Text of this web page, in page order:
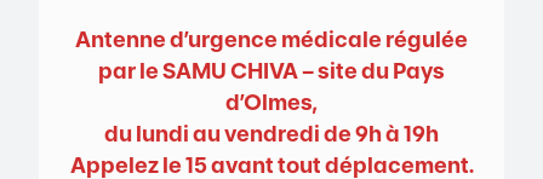
Antenne d’urgence médicale régulée
par le SAMU CHIVA – site du Pays
d’Olmes,
du lundi au vendredi de 9h à 19h
Appelez le 15 avant tout déplacement.